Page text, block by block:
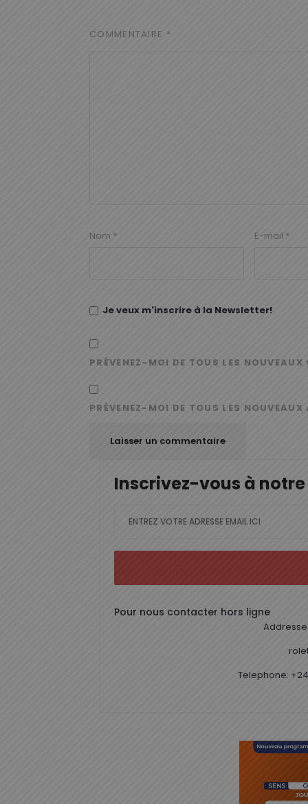
COMMENTAIRE *
Nom * E-mail *
Je veux m'inscrire à la Newsletter!
PRÉVENEZ-MOI DE TOUS LES
PRÉVENEZ-MOI DE TOUS LES
Inscrivez-vous à
Pour nous contacter hors ligne
Telephone: